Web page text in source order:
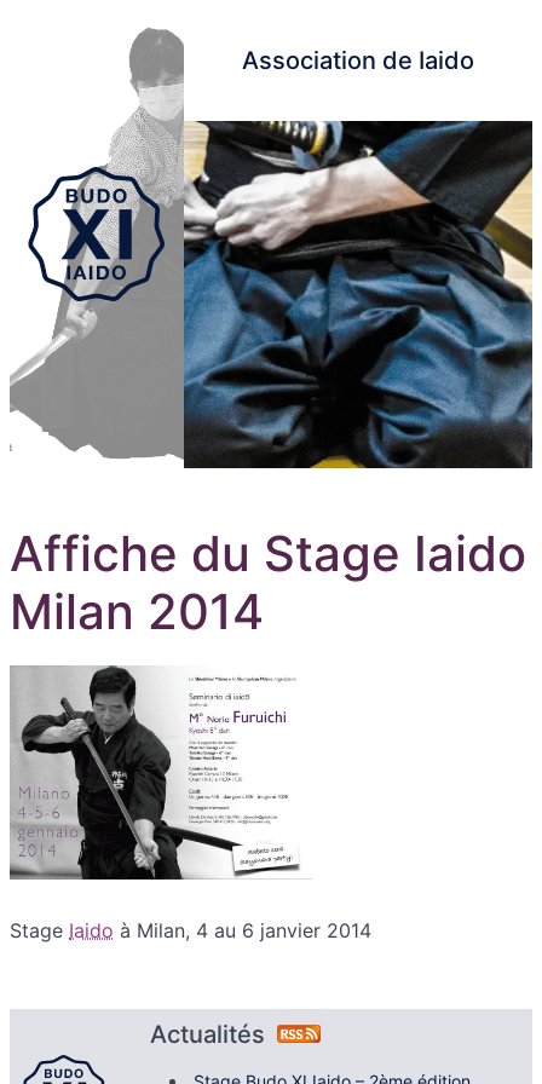
Association de Iaido
Affiche du Stage Iaido
Milan 2014
Stage Iaido à Milan, 4 au 6 janvier 2014
Actualités